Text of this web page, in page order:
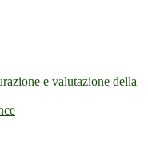
e valutazione della